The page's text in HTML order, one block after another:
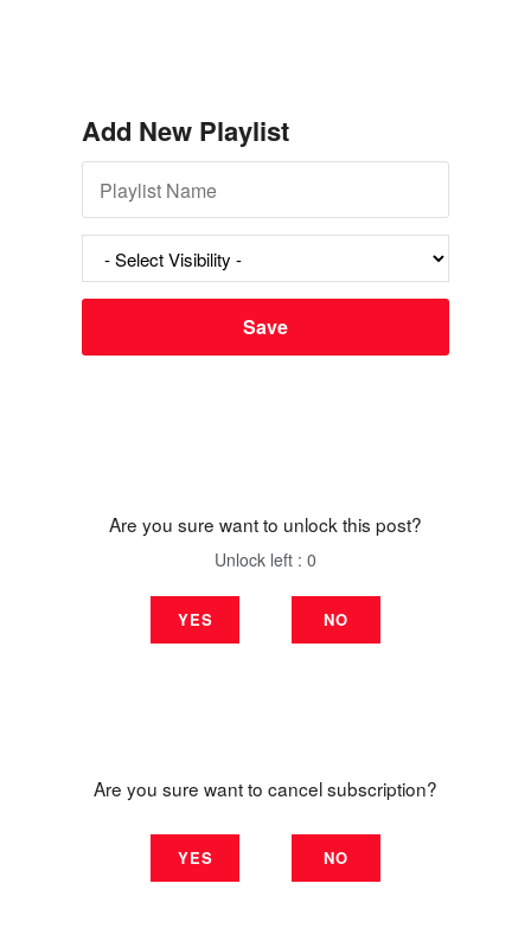
Add New Playlist
Are you sure want to unlock this post?
Unlock left : 0
YES NO
Are you sure want to cancel subscription?
YES NO